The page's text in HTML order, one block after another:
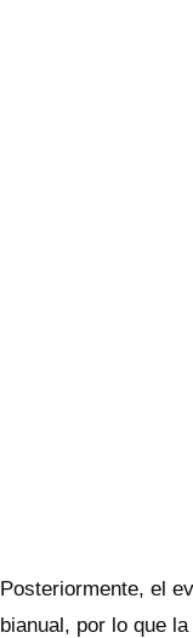
Posteriormente, el
bianual, por lo que